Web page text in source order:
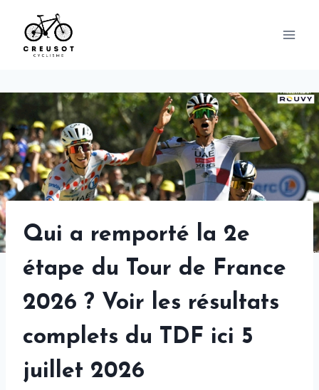
content
Qui a remporté la 2e
étape du Tour de France
2026 ? Voir les résultats
complets du TDF ici 5
juillet 2026